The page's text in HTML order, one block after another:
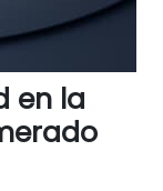
en la